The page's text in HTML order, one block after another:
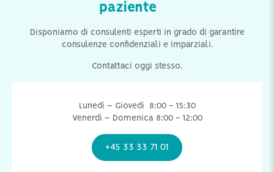
paziente
Disponiamo di consulenti esperti in grado di garantire
consulenze confidenziali e imparziali.
Contattaci oggi stesso.
Lunedì – Giovedì 8:00 - 15:30
Venerdì – Domenica 8:00 - 12:00
+45 33 33 71 01